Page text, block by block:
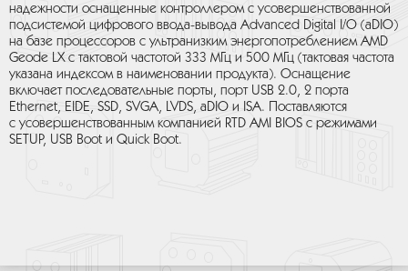
надежности оснащенные контроллером с усовершенствованной
подсистемой цифрового ввода-вывода Advanced Digital I/O (aDIO)
на базе процессоров с ультранизким энергопотреблением AMD
Geode LX с тактовой частотой 333 МГц и 500 МГц (тактовая частота
указана индексом в наименовании продукта). Оснащение
включает последовательные порты, порт USB 2.0, 2 порта
Ethernet, EIDE, SSD, SVGA, LVDS, aDIO и ISA. Поставляются
с усовершенствованным компанией RTD AMI BIOS с режимами
SETUP, USB Boot и Quick Boot.